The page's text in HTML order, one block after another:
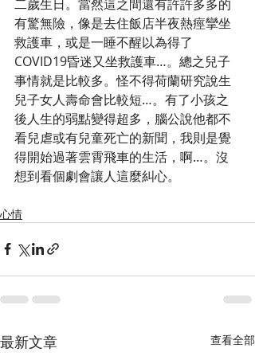
二歲生日。當然這之間還有許許多多的
有驚無險，像是去住飯店半夜熱痙攣坐
救護車，或是一睡不醒以為得了
COVID19昏迷又坐救護車…。總之兒子
事情就是比較多。怪不得荷蘭研究說生
兒子女人壽命會比較短…。有了小孩之
後人生的弱點變得超多，腦公說他都不
看兒虐或有兒童死亡的新聞，我則是覺
得開始過著雲霄飛車的生活，啊…。沒
想到看個劇會讓人這麼糾心。
心情
最新文章 查看全部